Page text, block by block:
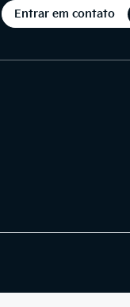
Entrar em contato